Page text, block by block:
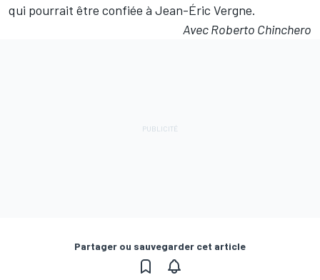
qui pourrait être confiée à Jean-Éric Vergne.
Avec Roberto Chinchero
Partager ou sauvegarder cet article